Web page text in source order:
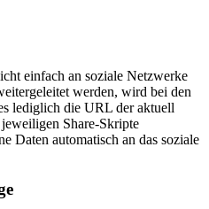
einfach an soziale Netzwerke
werden, wird bei den
lediglich die URL der aktuell
Share-Skripte
Daten automatisch an das soziale